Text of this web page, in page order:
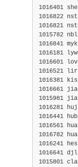
1016401
1016822
1016821
1015782
1016841
1016181
1016601
1016521
1016381
1016661
1015981
1016281
1016441
1016561
1016782
1016241
1016641
1015801